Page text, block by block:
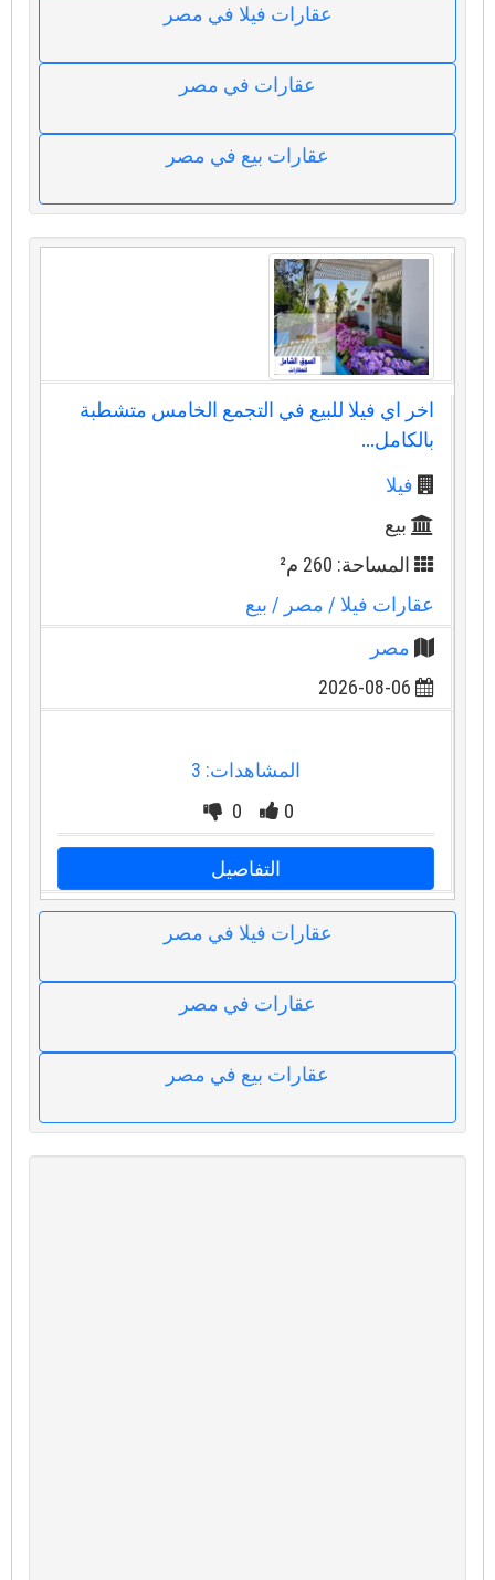
عقارات فيلا في مصر
عقارات في مصر
عقارات بيع في مصر
اخر اي فيلا للبيع في التجمع الخامس متشطبة
بالكامل...
فيلا
بيع
المساحة: 260 م²
عقارات فيلا/ مصر / بيع
مصر
2026-08-06
المشاهدات: 3
0
0
التفاصيل
عقارات فيلا في مصر
عقارات في مصر
عقارات بيع في مصر